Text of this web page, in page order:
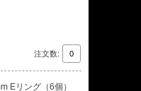
注文数: